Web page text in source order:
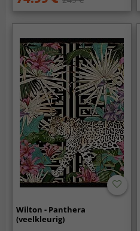
Wilton - Panthera
(veelkleurig)